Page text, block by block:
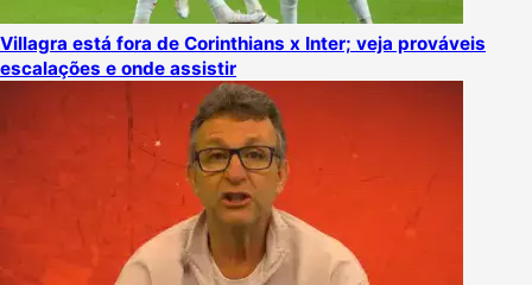
Villagra está fora de Corinthians x Inter; veja prováveis
escalações e onde assistir